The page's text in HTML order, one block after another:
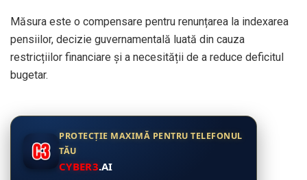
Măsura este o compensare pentru renunțarea la indexarea
pensiilor, decizie guvernamentală luată din cauza
restricțiilor financiare și a necesității de a reduce deficitul
bugetar.
PROTECȚIE MAXIMĂ PENTRU TELEFONUL
TĂU
CYBER3.AI